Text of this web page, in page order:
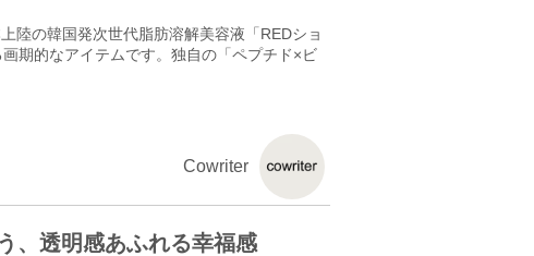
陸の韓国発次世代脂肪溶解美容液「REDショ
期的なアイテムです。独自の「ペプチド×ビ
Cowriter
、透明感あふれる幸福感